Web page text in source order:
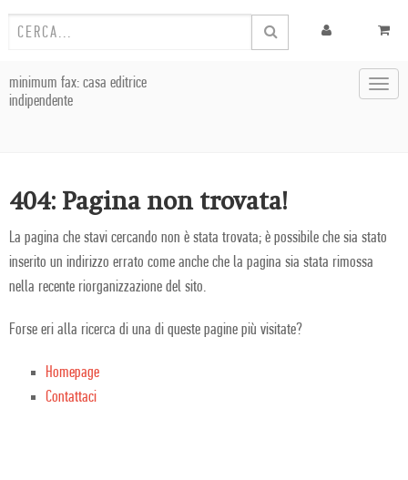
minimum fax: casa editrice
indipendente
404: Pagina non trovata!
La pagina che stavi cercando non è stata trovata; è possibile che sia stato
inserito un indirizzo errato come anche che la pagina sia stata rimossa
nella recente riorganizzazione del sito.
Forse eri alla ricerca di una di queste pagine più visitate?
Homepage
Contattaci